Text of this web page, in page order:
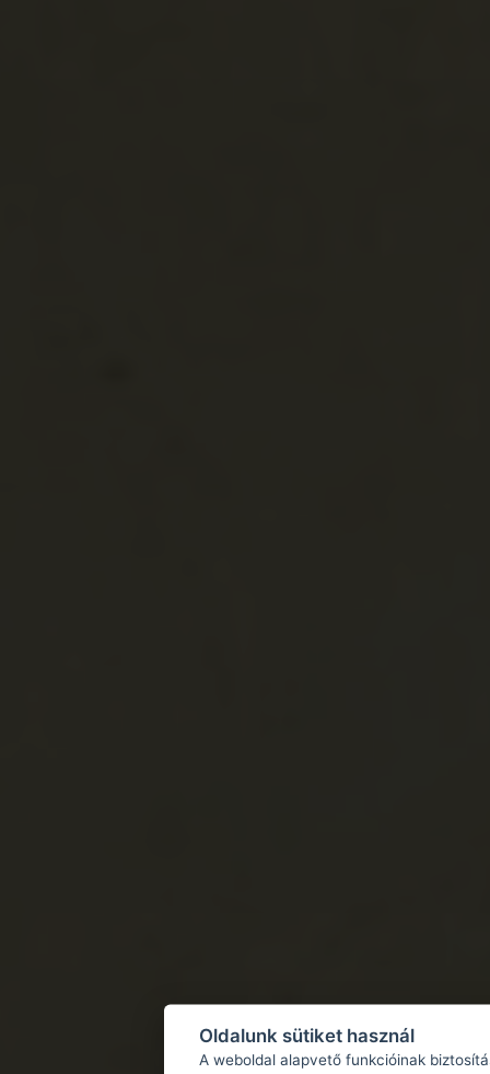
Oldalunk sütiket használ
A weboldal alapvető funkcióinak